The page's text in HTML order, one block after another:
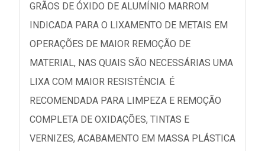
GRÃOS DE ÓXIDO DE ALUMÍNIO MARROM
INDICADA PARA O LIXAMENTO DE METAIS EM
OPERAÇÕES DE MAIOR REMOÇÃO DE
MATERIAL, NAS QUAIS SÃO NECESSÁRIAS UMA
LIXA COM MAIOR RESISTÊNCIA. É
RECOMENDADA PARA LIMPEZA E REMOÇÃO
COMPLETA DE OXIDAÇÕES, TINTAS E
VERNIZES, ACABAMENTO EM MASSA PLÁSTICA